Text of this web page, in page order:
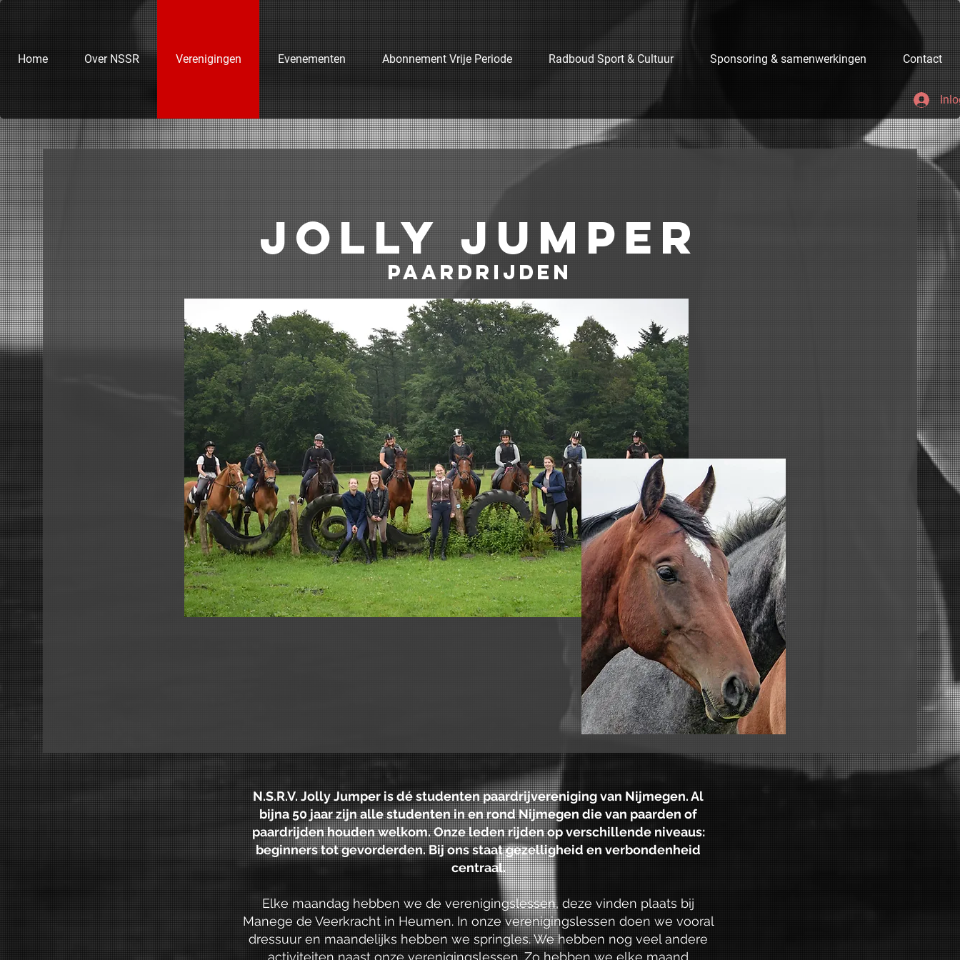
Home Over NSSR Verenigingen Evenementen Abonnement Vrije Periode Radboud Sport & Cultuur Sponsoring & samenwerkingen Contact
Jolly jumper
paardrijden
N.S.R.V. Jolly Jumper is dé studenten paardrijvereniging van Nijmegen. Al
bijna 50 jaar zijn alle studenten in en rond Nijmegen die van paarden of
paardrijden houden welkom. Onze leden rijden op verschillende niveaus:
beginners tot gevorderden. Bij ons staat gezelligheid en verbondenheid
centraal.
Elke maandag hebben we de verenigingslessen, deze vinden plaats bij
Manege de Veerkracht in Heumen. In onze verenigingslessen doen we vooral
dressuur en maandelijks hebben we springles. We hebben nog veel andere
activiteiten naast onze verenigingslessen. Zo hebben we elke maand